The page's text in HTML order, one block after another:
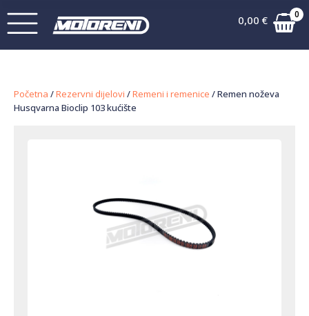
0,00 € 0
Početna /Rezervni dijelovi /Remeni i remenice / Remen noževa
Husqvarna Bioclip 103 kućište